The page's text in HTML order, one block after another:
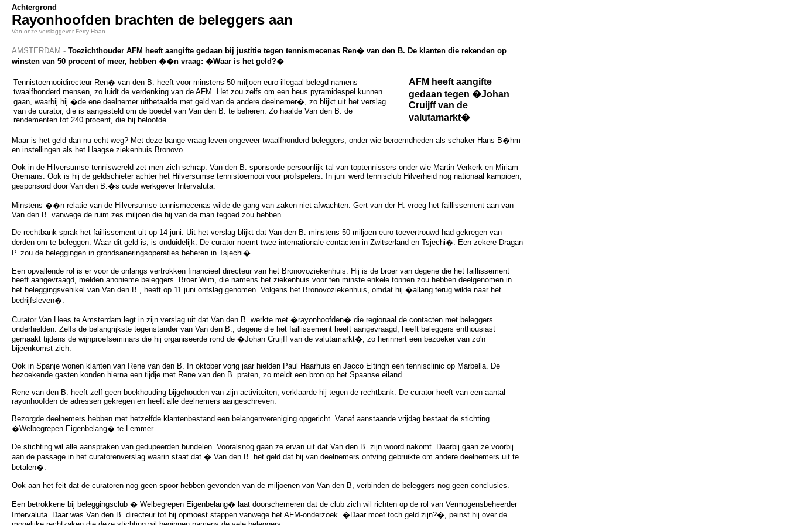
Achtergrond
Rayonhoofden brachten de beleggers aan
Van onze verslaggever Ferry Haan
AMSTERDAM - Toezichthouder AFM heeft aangifte gedaan bij justitie tegen tennismecenas Ren� van den B. De klanten die rekenden op
winsten van 50 procent of meer, hebben ��n vraag: �Waar is het geld?�
Tennistoernooidirecteur Ren� van den B. heeft voor minstens 50 miljoen euro illegaal belegd namens
twaalfhonderd mensen, zo luidt de verdenking van de AFM. Het zou zelfs om een heus pyramidespel kunnen
gaan, waarbij hij �de ene deelnemer uitbetaalde met geld van de andere deelnemer�, zo blijkt uit het verslag
van de curator, die is aangesteld om de boedel van Van den B. te beheren. Zo haalde Van den B. de
rendementen tot 240 procent, die hij beloofde.
AFM heeft aangifte
gedaan tegen �Johan
Cruijff van de
valutamarkt�
Maar is het geld dan nu echt weg? Met deze bange vraag leven ongeveer twaalfhonderd beleggers, onder wie beroemdheden als schaker Hans B�hm
en instellingen als het Haagse ziekenhuis Bronovo.
Ook in de Hilversumse tenniswereld zet men zich schrap. Van den B. sponsorde persoonlijk tal van toptennissers onder wie Martin Verkerk en Miriam
Oremans. Ook is hij de geldschieter achter het Hilversumse tennistoernooi voor profspelers. In juni werd tennisclub Hilverheid nog nationaal kampioen,
gesponsord door Van den B.�s oude werkgever Intervaluta.
Minstens ��n relatie van de Hilversumse tennismecenas wilde de gang van zaken niet afwachten. Gert van der H. vroeg het faillissement aan van
Van den B. vanwege de ruim zes miljoen die hij van de man tegoed zou hebben.
De rechtbank sprak het faillissement uit op 14 juni. Uit het verslag blijkt dat Van den B. minstens 50 miljoen euro toevertrouwd had gekregen van
derden om te beleggen. Waar dit geld is, is onduidelijk. De curator noemt twee internationale contacten in Zwitserland en Tsjechi�. Een zekere Dragan
P. zou de beleggingen in grondsaneringsoperaties beheren in Tsjechi�.
Een opvallende rol is er voor de onlangs vertrokken financieel directeur van het Bronovoziekenhuis. Hij is de broer van degene die het faillissement
heeft aangevraagd, melden anonieme beleggers. Broer Wim, die namens het ziekenhuis voor ten minste enkele tonnen zou hebben deelgenomen in
het beleggingsvehikel van Van den B., heeft op 11 juni ontslag genomen. Volgens het Bronovoziekenhuis, omdat hij �allang terug wilde naar het
bedrijfsleven�.
Curator Van Hees te Amsterdam legt in zijn verslag uit dat Van den B. werkte met �rayonhoofden� die regionaal de contacten met beleggers
onderhielden. Zelfs de belangrijkste tegenstander van Van den B., degene die het faillissement heeft aangevraagd, heeft beleggers enthousiast
gemaakt tijdens de wijnproefseminars die hij organiseerde rond de �Johan Cruijff van de valutamarkt�, zo herinnert een bezoeker van zo'n
bijeenkomst zich.
Ook in Spanje wonen klanten van Rene van den B. In oktober vorig jaar hielden Paul Haarhuis en Jacco Eltingh een tennisclinic op Marbella. De
bezoekende gasten konden hierna een tijdje met Rene van den B. praten, zo meldt een bron op het Spaanse eiland.
Rene van den B. heeft zelf geen boekhouding bijgehouden van zijn activiteiten, verklaarde hij tegen de rechtbank. De curator heeft van een aantal
rayonhoofden de adressen gekregen en heeft alle deelnemers aangeschreven.
Bezorgde deelnemers hebben met hetzelfde klantenbestand een belangenvereniging opgericht. Vanaf aanstaande vrijdag bestaat de stichting
�Welbegrepen Eigenbelang� te Lemmer.
De stichting wil alle aanspraken van gedupeerden bundelen. Vooralsnog gaan ze ervan uit dat Van den B. zijn woord nakomt. Daarbij gaan ze voorbij
aan de passage in het curatorenverslag waarin staat dat � Van den B. het geld dat hij van deelnemers ontving gebruikte om andere deelnemers uit te
betalen�.
Ook aan het feit dat de curatoren nog geen spoor hebben gevonden van de miljoenen van Van den B, verbinden de beleggers nog geen conclusies.
Een betrokkene bij beleggingsclub � Welbegrepen Eigenbelang� laat doorschemeren dat de club zich wil richten op de rol van Vermogensbeheerder
Intervaluta. Daar was Van den B. directeur tot hij opmoest stappen vanwege het AFM-onderzoek. �Daar moet toch geld zijn?�, peinst hij over de